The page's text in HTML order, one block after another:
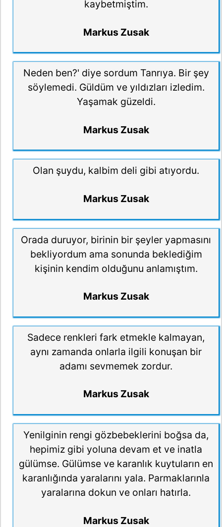
kaybetmiştim.
Markus Zusak
Neden ben?' diye sordum Tanrıya. Bir şey
söylemedi. Güldüm ve yıldızları izledim.
Yaşamak güzeldi.
Markus Zusak
Olan şuydu, kalbim deli gibi atıyordu.
Markus Zusak
Orada duruyor, birinin bir şeyler yapmasını
bekliyordum ama sonunda beklediğim
kişinin kendim olduğunu anlamıştım.
Markus Zusak
Sadece renkleri fark etmekle kalmayan,
aynı zamanda onlarla ilgili konuşan bir
adamı sevmemek zordur.
Markus Zusak
Yenilginin rengi gözbebeklerini boğsa da,
hepimiz gibi yoluna devam et ve inatla
gülümse. Gülümse ve karanlık kuytuların en
karanlığında yaralarını yala. Parmaklarınla
yaralarına dokun ve onları hatırla.
Markus Zusak